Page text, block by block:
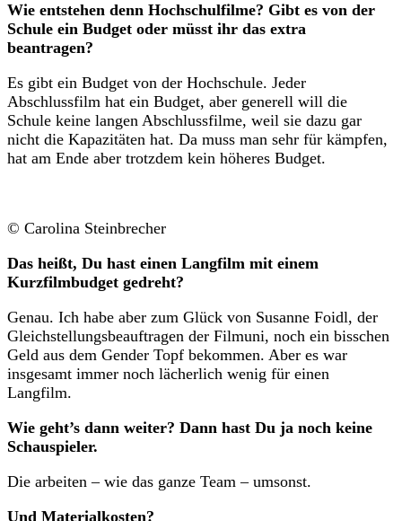
Wie entstehen denn Hochschulfilme? Gibt es von der
Schule ein Budget oder müsst ihr das extra
beantragen?
Es gibt ein Budget von der Hochschule. Jeder
Abschlussfilm hat ein Budget, aber generell will die
Schule keine langen Abschlussfilme, weil sie dazu gar
nicht die Kapazitäten hat. Da muss man sehr für kämpfen,
hat am Ende aber trotzdem kein höheres Budget.
© Carolina Steinbrecher
Das heißt, Du hast einen Langfilm mit einem
Kurzfilmbudget gedreht?
Genau. Ich habe aber zum Glück von Susanne Foidl, der
Gleichstellungsbeauftragen der Filmuni, noch ein bisschen
Geld aus dem Gender Topf bekommen. Aber es war
insgesamt immer noch lächerlich wenig für einen
Langfilm.
Wie geht’s dann weiter? Dann hast Du ja noch keine
Schauspieler.
Die arbeiten – wie das ganze Team – umsonst.
Und Materialkosten?